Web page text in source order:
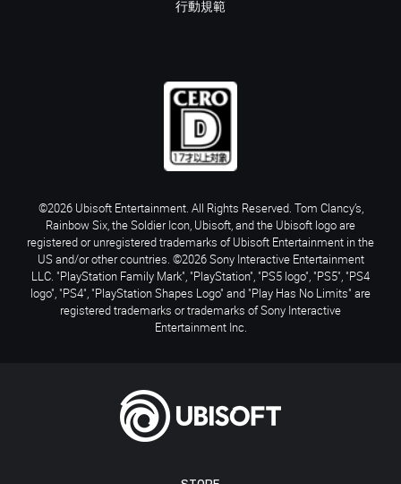
行動規範
©2026 Ubisoft Entertainment. All Rights Reserved. Tom Clancy’s,
Rainbow Six, the Soldier Icon, Ubisoft, and the Ubisoft logo are
registered or unregistered trademarks of Ubisoft Entertainment in the
US and/or other countries. ©2026 Sony Interactive Entertainment
LLC. "PlayStation Family Mark", "PlayStation", "PS5 logo", "PS5", "PS4
logo", "PS4", "PlayStation Shapes Logo" and "Play Has No Limits" are
registered trademarks or trademarks of Sony Interactive
Entertainment Inc.